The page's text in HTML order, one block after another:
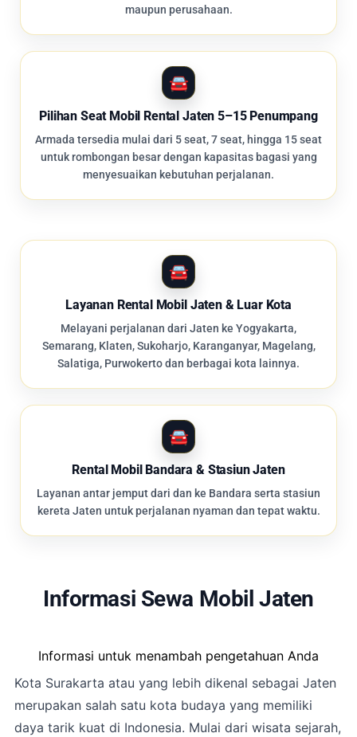
maupun perusahaan.
Pilihan Seat Mobil Rental Jaten 5–15 Penumpang
Armada tersedia mulai dari 5 seat, 7 seat, hingga 15 seat
untuk rombongan besar dengan kapasitas bagasi yang
menyesuaikan kebutuhan perjalanan.
Layanan Rental Mobil Jaten & Luar Kota
Melayani perjalanan dari Jaten ke Yogyakarta,
Semarang, Klaten, Sukoharjo, Karanganyar, Magelang,
Salatiga, Purwokerto dan berbagai kota lainnya.
Rental Mobil Bandara & Stasiun Jaten
Layanan antar jemput dari dan ke Bandara serta stasiun
kereta Jaten untuk perjalanan nyaman dan tepat waktu.
Informasi Sewa Mobil Jaten
Informasi untuk menambah pengetahuan Anda
Kota Surakarta atau yang lebih dikenal sebagai Jaten
merupakan salah satu kota budaya yang memiliki
daya tarik kuat di Indonesia. Mulai dari wisata sejarah,